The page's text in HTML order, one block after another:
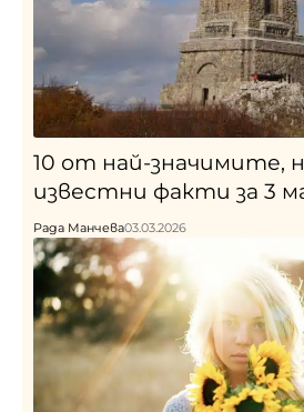
10 от най-значимите,
известни факти за 3
Рада Манчева03.03.2026